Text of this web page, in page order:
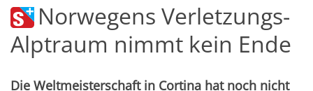
Norwegens Verletzungs-
Alptraum nimmt kein Ende
Die Weltmeisterschaft in Cortina hat noch nicht